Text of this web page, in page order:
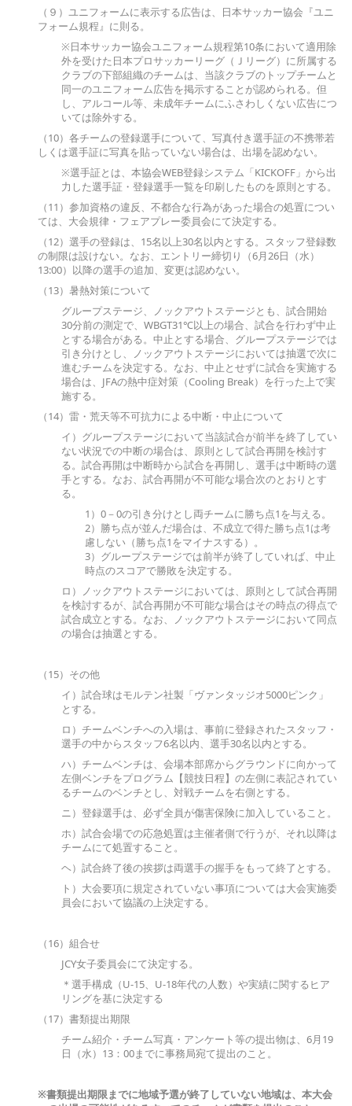
（９）ユニフォームに表示する広告は、日本サッカー協会『ユニ
フォーム規程』に則る。
※日本サッカー協会ユニフォーム規程第10条において適用除
外を受けた日本プロサッカーリーグ（Ｊリーグ）に所属する
クラブの下部組織のチームは、当該クラブのトップチームと
同一のユニフォーム広告を掲示することが認められる。但
し、アルコール等、未成年チームにふさわしくない広告につ
いては除外する。
（10）各チームの登録選手について、写真付き選手証の不携帯若
しくは選手証に写真を貼っていない場合は、出場を認めない。
※選手証とは、本協会WEB登録システム「KICKOFF」から出
力した選手証・登録選手一覧を印刷したものを原則とする。
（11）参加資格の違反、不都合な行為があった場合の処置につい
ては、大会規律・フェアプレー委員会にて決定する。
（12）選手の登録は、15名以上30名以内とする。スタッフ登録数
の制限は設けない。なお、エントリー締切り（6月26日（水）
13:00）以降の選手の追加、変更は認めない。
（13）暑熱対策について
グループステージ、ノックアウトステージとも、試合開始
30分前の測定で、WBGT31℃以上の場合、試合を行わず中止
とする場合がある。中止とする場合、グループステージでは
引き分けとし、ノックアウトステージにおいては抽選で次に
進むチームを決定する。なお、中止とせずに試合を実施する
場合は、JFAの熱中症対策（Cooling Break）を行った上で実
施する。
（14）雷・荒天等不可抗力による中断・中止について
イ）グループステージにおいて当該試合が前半を終了してい
ない状況での中断の場合は、原則として試合再開を検討す
る。試合再開は中断時から試合を再開し、選手は中断時の選
手とする。なお、試合再開が不可能な場合次のとおりとす
る。
1）0－0の引き分けとし両チームに勝ち点1を与える。
2）勝ち点が並んだ場合は、不成立で得た勝ち点1は考
慮しない（勝ち点1をマイナスする）。
3）グループステージでは前半が終了していれば、中止
時点のスコアで勝敗を決定する。
ロ）ノックアウトステージにおいては、原則として試合再開
を検討するが、試合再開が不可能な場合はその時点の得点で
試合成立とする。なお、ノックアウトステージにおいて同点
の場合は抽選とする。
（15）その他
イ）試合球はモルテン社製「ヴァンタッジオ5000ピンク」
とする。
ロ）チームベンチへの入場は、事前に登録されたスタッフ・
選手の中からスタッフ6名以内、選手30名以内とする。
ハ）チームベンチは、会場本部席からグラウンドに向かって
左側ベンチをプログラム【競技日程】の左側に表記されてい
るチームのベンチとし、対戦チームを右側とする。
ニ）登録選手は、必ず全員が傷害保険に加入していること。
ホ）試合会場での応急処置は主催者側で行うが、それ以降は
チームにて処置すること。
ヘ）試合終了後の挨拶は両選手の握手をもって終了とする。
ト）大会要項に規定されていない事項については大会実施委
員会において協議の上決定する。
（16）組合せ
JCY女子委員会にて決定する。
＊選手構成（U-15、U-18年代の人数）や実績に関するヒア
リングを基に決定する
（17）書類提出期限
チーム紹介・チーム写真・アンケート等の提出物は、6月19
日（水）13：00までに事務局宛て提出のこと。
※書類提出期限までに地域予選が終了していない地域は、本大会